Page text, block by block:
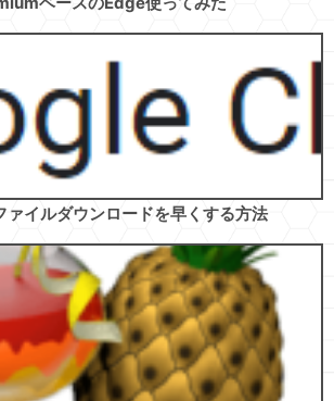
イルダウンロードを早くする方法